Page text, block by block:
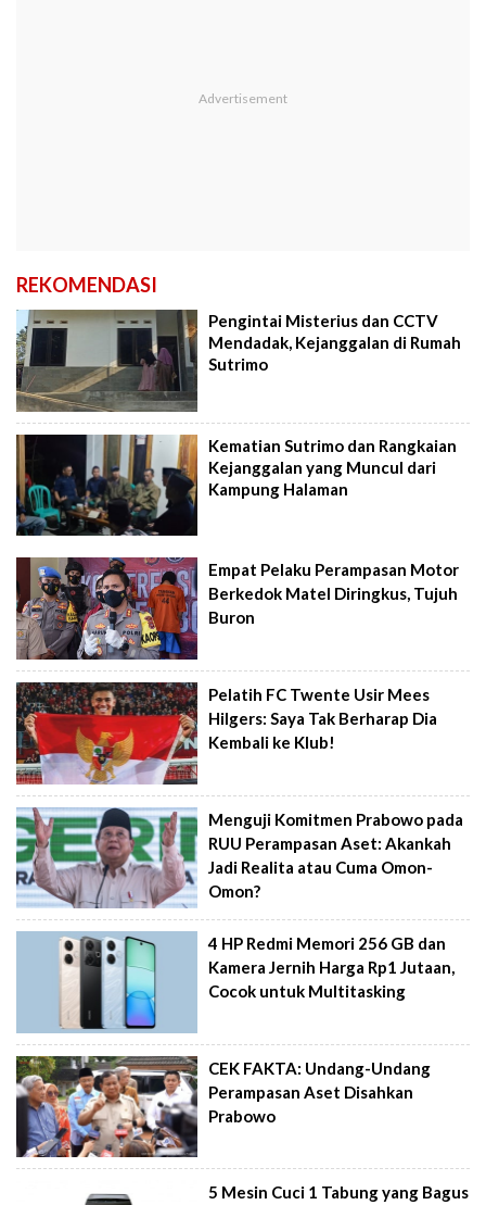
REKOMENDASI
Pengintai Misterius dan CCTV
Mendadak, Kejanggalan di Rumah
Sutrimo
Kematian Sutrimo dan Rangkaian
Kejanggalan yang Muncul dari
Kampung Halaman
Empat Pelaku Perampasan Motor
Berkedok Matel Diringkus, Tujuh
Buron
Pelatih FC Twente Usir Mees
Hilgers: Saya Tak Berharap Dia
Kembali ke Klub!
Menguji Komitmen Prabowo pada
RUU Perampasan Aset: Akankah
Jadi Realita atau Cuma Omon-
Omon?
4 HP Redmi Memori 256 GB dan
Kamera Jernih Harga Rp1 Jutaan,
Cocok untuk Multitasking
CEK FAKTA: Undang-Undang
Perampasan Aset Disahkan
Prabowo
5 Mesin Cuci 1 Tabung yang Bagus